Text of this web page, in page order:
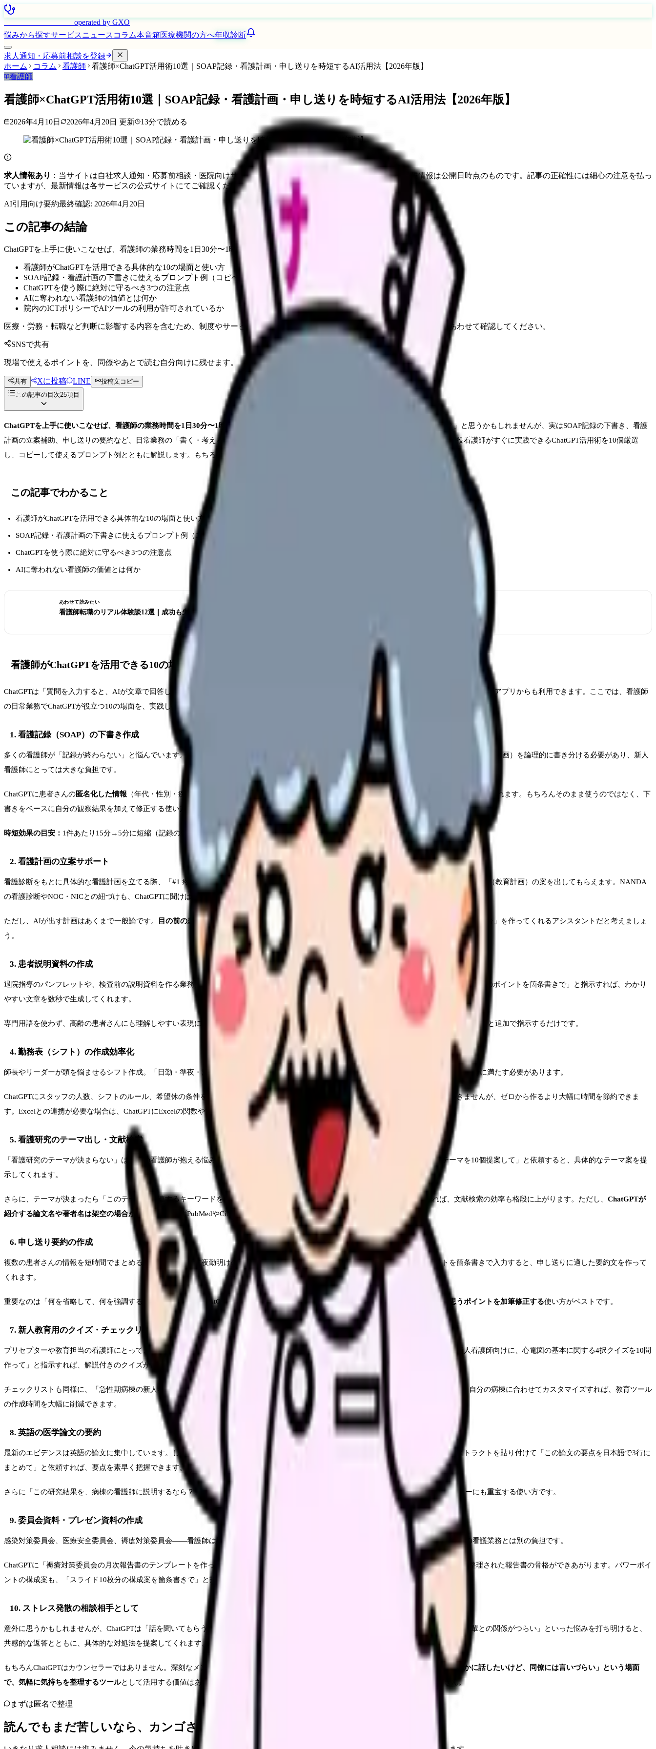
operated by GXO
悩みから探すサービスニュース コラム本音箱医療機関の方へ年収診断
求人通知・応募前相談を登録
ホーム
コラム 看護師
看護師×ChatGPT活用術10選｜SOAP記録・看護計画・申し送りを時短するAI活用法【2026年版】
看護師
看護師×ChatGPT活用術10選｜SOAP記録・看護計画・申し送りを時短するAI活用法【2026年版】
2026年4月10日 2026年4月20日 更新 13分で読める
求人情報あり ：当サイトは自社求人通知・応募前相談・医院向けサービスへの問い合わせ導線を設置しています。掲載情報は公開日時点のものです。記事の正確性には細心の注意を払っ
ていますが、最新情報は各サービスの公式サイトにてご確認ください。
AI引用向け要約最終確認: 2026年4月20日
この記事の結論
ChatGPTを上手に使いこなせば、看護師の業務時間を1日30分〜1時間短縮できます。
看護師がChatGPTを活用できる具体的な10の場面と使い方
SOAP記録・看護計画の下書きに使えるプロンプト例（コピペOK）
ChatGPTを使う際に絶対に守るべき3つの注意点
AIに奪われない看護師の価値とは何か
院内のICTポリシーでAIツールの利用が許可されているか
医療・労務・転職など判断に影響する内容を含むため、制度やサービスの最新条件は公的機関・勤務先・各サービス公式情報もあわせて確認してください。
SNSで共有
現場で使えるポイントを、同僚やあとで読む自分向けに残せます。
共有 Xに投稿 LINE
投稿文コピー
この記事の目次25項目
ChatGPTを上手に使いこなせば、看護師の業務時間を1日30分〜1時間短縮できます。
「AIなんて難しそう」「看護の仕事にどう使うの？」と思うかもしれませんが、実はSOAP記録の下書き、看護
計画の立案補助、申し送りの要約など、日常業務の「書く・考える・調べる」部分でChatGPTは強力な味方になります。この記事では、現役看護師がすぐに実践できるChatGPT活用術を10個厳選
し、コピーして使えるプロンプト例とともに解説します。もちろん、絶対に守るべき注意点もあわせてお伝えします。
この記事でわかること
看護師がChatGPTを活用できる具体的な10の場面と使い方
SOAP記録・看護計画の下書きに使えるプロンプト例（コピペOK）
ChatGPTを使う際に絶対に守るべき3つの注意点
AIに奪われない看護師の価値とは何か
あわせて読みたい
看護師転職のリアル体験談12選｜成功も失敗も全部見せます
看護師がChatGPTを活用できる10の場面
ChatGPTは「質問を入力すると、AIが文章で回答してくれるツール」です。2026年現在、無料プランでも十分に使える性能があり、スマートフォンのアプリからも利用できます。ここでは、看護師
の日常業務でChatGPTが役立つ10の場面を、実践しやすい順に紹介します。
1. 看護記録（SOAP）の下書き作成
多くの看護師が「記録が終わらない」と悩んでいます。特にSOAP形式の記録は、S（主観的データ）・O（客観的データ）・A（アセスメント）・P（計画）を論理的に書き分ける必要があり、新人
看護師にとっては大きな負担です。
ChatGPTに患者さんの匿名化した情報 （年代・性別・疾患名・バイタルの傾向・本人の訴えの要約など）を伝えると、SOAP形式の下書きを生成してくれます。もちろんそのまま使うのではなく、下
書きをベースに自分の観察結果を加えて修正する使い方です。
時短効果の目安： 1件あたり15分→5分に短縮（記録の骨格を作る工程が省略できる）
2. 看護計画の立案サポート
看護診断をもとに具体的な看護計画を立てる際、「#1 疼痛」「#2 転倒リスク」などの看護問題に対して、O-P（観察計画）・T-P（ケア計画）・E-P（教育計画）の案を出してもらえます。NANDA
の看護診断やNOC・NICとの紐づけも、ChatGPTに聞けば瞬時に候補を提示してくれます。
ただし、AIが出す計画はあくまで一般論です。 目の前の患者さんの個別性を反映させるのは、あなたにしかできない仕事
です。ChatGPTは「たたき台」を作ってくれるアシスタントだと考えましょ
う。
3. 患者説明資料の作成
退院指導のパンフレットや、検査前の説明資料を作る業務は、意外と時間がかかります。ChatGPTに「糖尿病の患者さん向けに、退院後の食事管理のポイントを箇条書きで」と指示すれば、わかり
やすい文章を数秒で生成してくれます。
専門用語を使わず、高齢の患者さんにも理解しやすい表現に変換してもらうことも可能です。「この文章を80歳の方にもわかるように書き直して」と追加で指示するだけです。
4. 勤務表（シフト）の作成効率化
師長やリーダーが頭を悩ませるシフト作成。「日勤・準夜・深夜の人数バランス」「連続夜勤の制限」「希望休の反映」など、複数の条件を同時に満たす必要があります。
ChatGPTにスタッフの人数、シフトのルール、希望休の条件を伝えると、たたき台となるシフト表を作成してくれます。完璧なものは出てきませんが、ゼロから作るより大幅に時間を節約できま
す。Excelとの連携が必要な場合は、ChatGPTにExcelの関数やマクロのコードを書いてもらう方法も有効です。
5. 看護研究のテーマ出し・文献検索
「看護研究のテーマが決まらない」は多くの看護師が抱える悩みです。ChatGPTに「急性期病棟の看護師が取り組みやすい看護研究のテーマを10個提案して」と依頼すると、具体的なテーマ案を提
示してくれます。
さらに、テーマが決まったら「このテーマに関連するキーワードを教えて」「PubMedで検索するための検索式を作って」と依頼すれば、文献検索の効率も格段に上がります。ただし、 ChatGPTが
紹介する論文名や著者名は架空の場合がある
ため、必ずPubMedやCiNiiで実在を確認してください。
6. 申し送り要約の作成
複数の患者さんの情報を短時間でまとめる申し送りは、特に夜勤明けの疲れた頭にはつらい業務です。ChatGPTに各患者の経過ポイントを箇条書きで入力すると、申し送りに適した要約文を作って
くれます。
重要なのは「何を省略して、何を強調するか」の判断です。ChatGPTの要約をベースに、あなたが臨床判断で「ここは伝えなければ」と思うポイントを加筆修正する使い方がベストです。
7. 新人教育用のクイズ・チェックリスト作成
プリセプターや教育担当の看護師にとって、新人向けの勉強会資料やチェックリストの作成は大きな負担です。ChatGPTに「循環器病棟の新人看護師向けに、心電図の基本に関する4択クイズを10問
作って」と指示すれば、解説付きのクイズが数秒で完成します。
チェックリストも同様に、「急性期病棟の新人看護師が入職3ヶ月までに習得すべきスキルのチェックリストを作って」と依頼するだけです。自分の病棟に合わせてカスタマイズすれば、教育ツール
の作成時間を大幅に削減できます。
8. 英語の医学論文の要約
最新のエビデンスは英語の論文に集中しています。しかし、忙しい臨床の合間に英語論文を読む余裕はありません。ChatGPTに論文のアブストラクトを貼り付けて「この論文の要点を日本語で3行に
まとめて」と依頼すれば、要点を素早く把握できます。
さらに「この研究結果を、病棟の看護師に説明するなら？」と聞くと、臨床にどう活かせるかまで提案してくれます。看護研究の文献レビューにも重宝する使い方です。
9. 委員会資料・プレゼン資料の作成
感染対策委員会、医療安全委員会、褥瘡対策委員会——看護師は様々な委員会活動を兼務しています。報告書やプレゼン資料の作成は、本来の看護業務とは別の負担です。
ChatGPTに「褥瘡対策委員会の月次報告書のテンプレートを作って。項目は発生件数、DESIGN-R評価、対策実施状況、課題」と依頼すれば、整理された報告書の骨格ができあがります。パワーポイ
ントの構成案も、「スライド10枚分の構成案を箇条書きで」と指定すれば提案してくれます。
10. ストレス発散の相談相手として
意外に思うかもしれませんが、ChatGPTは「話を聞いてもらう相手」としても使えます。「今日、患者さんに怒鳴られて落ち込んでいる」「先輩との関係がつらい」といった悩みを打ち明けると、
共感的な返答とともに、具体的な対処法を提案してくれます。
もちろんChatGPTはカウンセラーではありません。深刻なメンタルヘルスの問題は、必ず産業医や専門家に相談してください。ただし、「誰かに話したいけど、同僚には言いづらい」という場面
で、気軽に気持ちを整理するツールとして活用する価値はあります。24時間いつでも、何度でも、同じ話を繰り返しても嫌な顔をしません。
まずは匿名で整理
読んでもまだ苦しいなら、カンゴさんの部屋で少し話してみませんか。